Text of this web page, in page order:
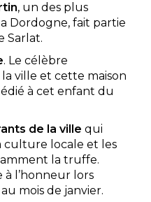
, un des plus
Dordogne, fait partie
Sarlat.
. Le célèbre
ville et cette maison
à cet enfant du
de la ville qui
locale et les
la truffe.
à l’honneur lors
mois de janvier.
disponible